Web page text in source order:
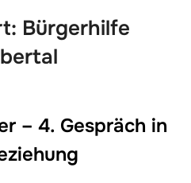
Bürgerhilfe
– 4. Gespräch in